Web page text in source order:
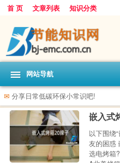
首 页 文章列表 知识分类
网站导航
✉ 分享日常低碳环保小常识吧!
嵌入式
以下围绕
友的困惑
选电烤箱